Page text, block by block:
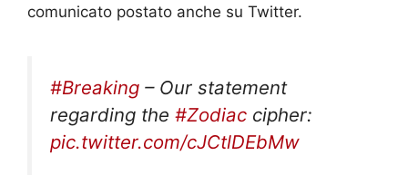
comunicato postato anche su Twitter.
#Breaking – Our statement
regarding the #Zodiac cipher:
pic.twitter.com/cJCtlDEbMw